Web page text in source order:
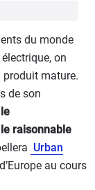
du monde
on
produit mature.
de son
raisonnable
Urban
au cours